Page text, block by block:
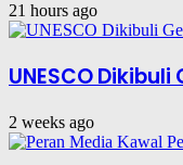
21 hours ago
UNESCO
2 weeks ago